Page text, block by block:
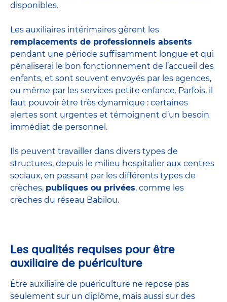
disponibles.
Les auxiliaires intérimaires gèrent les
remplacements de professionnels absents
pendant une période suffisamment longue et qui
pénaliserai le bon fonctionnement de l’accueil des
enfants, et sont souvent envoyés par les agences,
ou même par les services petite enfance. Parfois, il
faut pouvoir être très dynamique : certaines
alertes sont urgentes et témoignent d’un besoin
immédiat de personnel.
Ils peuvent travailler dans divers types de
structures, depuis le milieu hospitalier aux centres
sociaux, en passant par les différents types de
crèches, publiques ou privées, comme les
crèches du réseau Babilou.
Les qualités requises pour être
auxiliaire de puériculture
Être auxiliaire de puériculture ne repose pas
seulement sur un diplôme, mais aussi sur des